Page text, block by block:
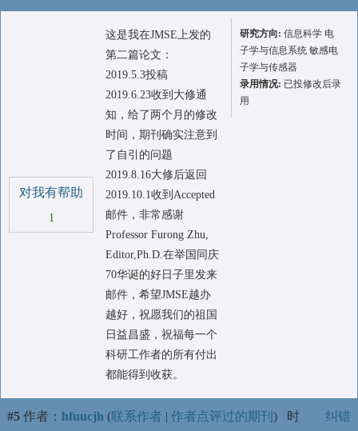
对我有帮助
1
这是我在JMSE上发的
第二篇论文：
2019.5.3投稿
2019.6.23收到大修通
知，给了两个月的修改
时间，期刊确实注意到
了自引的问题
2019.8.16大修后返回
2019.10.1收到Accepted
邮件，非常感谢
Professor Furong Zhu,
Editor,Ph.D.在举国同庆
70华诞的好日子里发来
邮件，希望JMSE越办
越好，祝愿我们的祖国
日益昌盛，祝福每一个
科研工作者的所有付出
都能得到收获。
研究方向: 信息科学 电
子学与信息系统 敏感电
子学与传感器
录用情况: 已投修改后录
用
#5 作者： hfuucjh (联系作者 | 作者点评过的期刊 ) 时
纠错